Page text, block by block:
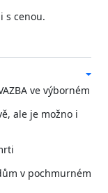
s cenou.
ve výborném
ale je možno i
v pochmurném